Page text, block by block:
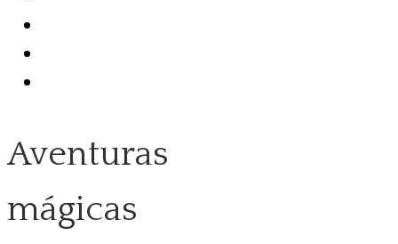
Aventuras
mágicas